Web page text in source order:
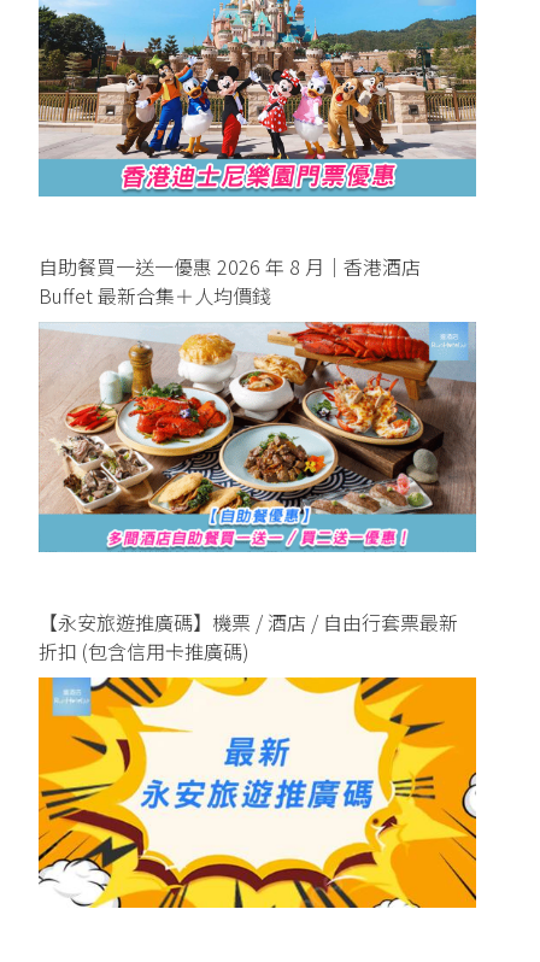
自助餐買一送一優惠 2026 年 8 月｜香港酒店
Buffet 最新合集＋人均價錢
【永安旅遊推廣碼】機票 / 酒店 / 自由行套票最新
折扣 (包含信用卡推廣碼)